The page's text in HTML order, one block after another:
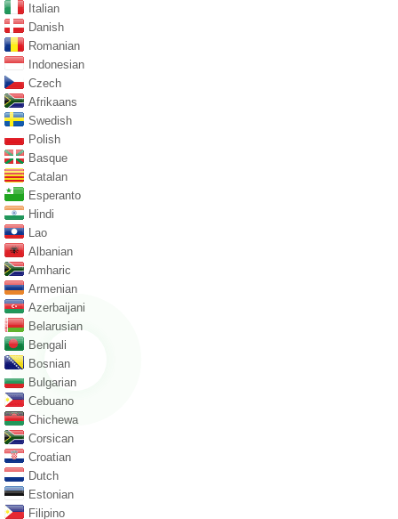
Italian
Danish
Romanian
Indonesian
Czech
Afrikaans
Swedish
Polish
Basque
Catalan
Esperanto
Hindi
Lao
Albanian
Amharic
Armenian
Azerbaijani
Belarusian
Bengali
Bosnian
Bulgarian
Cebuano
Chichewa
Corsican
Croatian
Dutch
Estonian
Filipino